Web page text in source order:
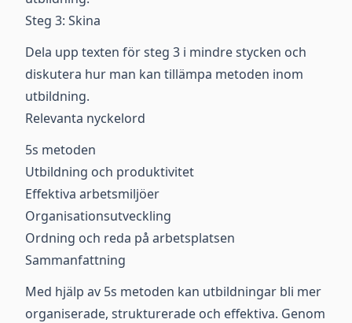
Steg 3: Skina
Dela upp texten för steg 3 i mindre stycken och
diskutera hur man kan tillämpa metoden inom
utbildning.
Relevanta nyckelord
5s metoden
Utbildning och produktivitet
Effektiva arbetsmiljöer
Organisationsutveckling
Ordning och reda på arbetsplatsen
Sammanfattning
Med hjälp av 5s metoden kan utbildningar bli mer
organiserade, strukturerade och effektiva. Genom